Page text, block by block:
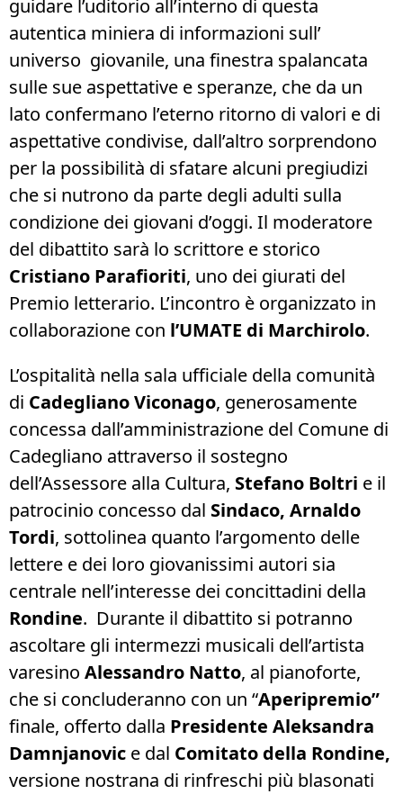
guidare l’uditorio all’interno di questa
autentica miniera di informazioni sull’
universo giovanile, una finestra spalancata
sulle sue aspettative e speranze, che da un
lato confermano l’eterno ritorno di valori e di
aspettative condivise, dall’altro sorprendono
per la possibilità di sfatare alcuni pregiudizi
che si nutrono da parte degli adulti sulla
condizione dei giovani d’oggi. Il moderatore
del dibattito sarà lo scrittore e storico
Cristiano Parafioriti, uno dei giurati del
Premio letterario. L’incontro è organizzato in
collaborazione con l’UMATE di Marchirolo.
L’ospitalità nella sala ufficiale della comunità
di Cadegliano Viconago, generosamente
concessa dall’amministrazione del Comune di
Cadegliano attraverso il sostegno
dell’Assessore alla Cultura, Stefano Boltri e il
patrocinio concesso dal Sindaco, Arnaldo
Tordi, sottolinea quanto l’argomento delle
lettere e dei loro giovanissimi autori sia
centrale nell’interesse dei concittadini della
Rondine. Durante il dibattito si potranno
ascoltare gli intermezzi musicali dell’artista
varesino Alessandro Natto, al pianoforte,
che si concluderanno con un “Aperipremio”
finale, offerto dalla Presidente Aleksandra
Damnjanovic e dal Comitato della Rondine,
versione nostrana di rinfreschi più blasonati